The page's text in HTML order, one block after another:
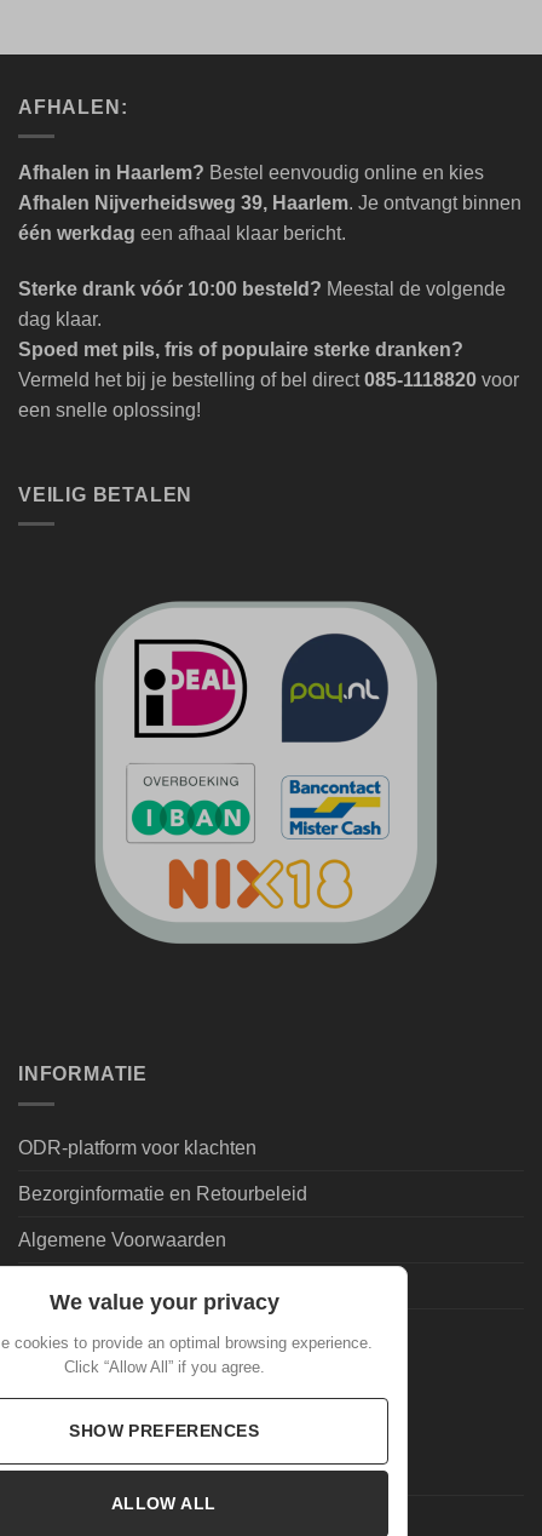
AFHALEN:
Afhalen in Haarlem? Bestel eenvoudig online en kies
Afhalen Nijverheidsweg 39, Haarlem. Je ontvangt binnen
één werkdag een afhaal klaar bericht.
Sterke drank vóór 10:00 besteld? Meestal de volgende
dag klaar.
Spoed met pils, fris of populaire sterke dranken?
Vermeld het bij je bestelling of bel direct085-1118820 voor
een snelle oplossing!
VEILIG BETALEN
INFORMATIE
ODR-platform voor klachten
Bezorginformatie en Retourbeleid
Algemene Voorwaarden
Goedkoopdrank.nl Informatie
ALGEMEEN
Veelgestelde Vragen
We value your privacy
cookies to provide an optimal browsing experience.
Click “Allow All” if you agree.
SHOW PREFERENCES
ALLOW ALL